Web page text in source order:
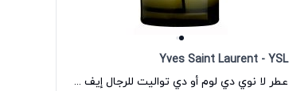
Yves Saint Laurent - YSL
عطر لا نوي دي لوم أو دي تواليت للرجال إيف سان لوران